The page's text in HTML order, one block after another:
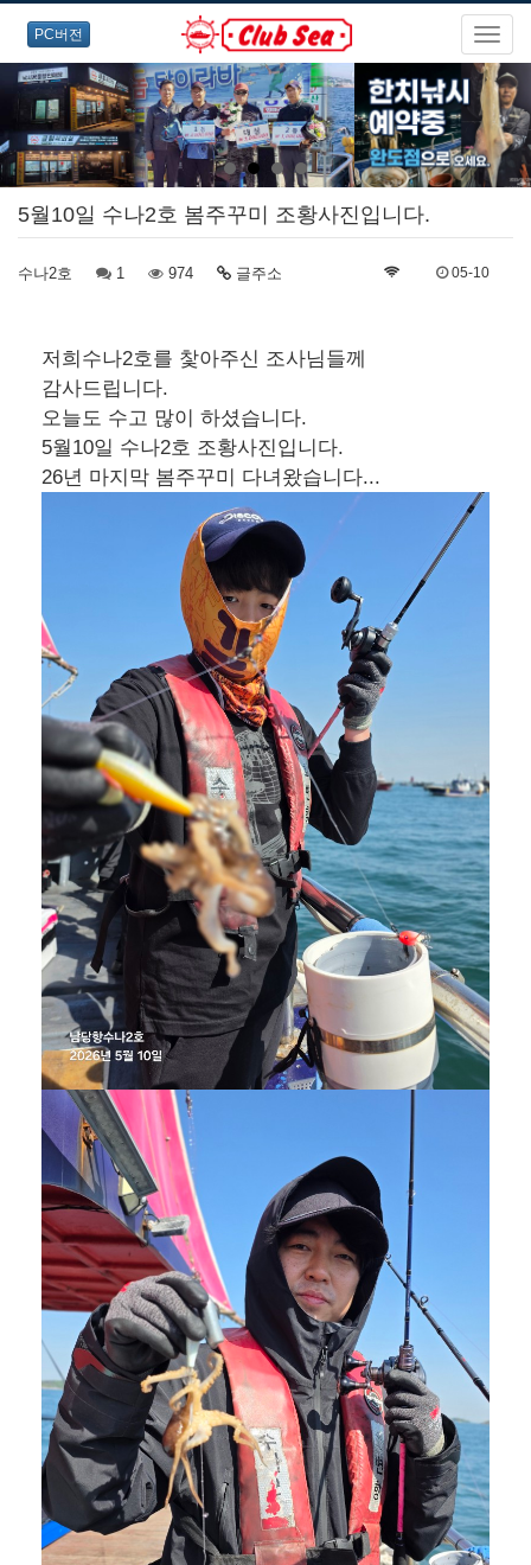
PC버전
5월10일 수나2호 봄주꾸미 조황사진입니다.
수나2호 1 974 글주소 05-10
저희수나2호를 찿아주신 조사님들께
감사드립니다.
오늘도 수고 많이 하셨습니다.
5월10일 수나2호 조황사진입니다.
26년 마지막 봄주꾸미 다녀왔습니다...